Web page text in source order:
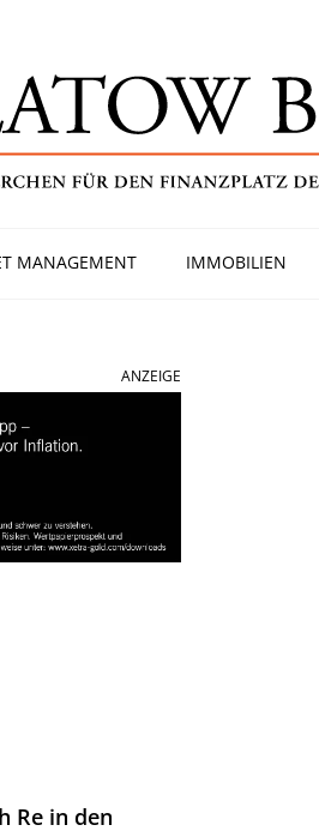
MANAGEMENT IMMOBILIEN
ANZEIGE
Re in den